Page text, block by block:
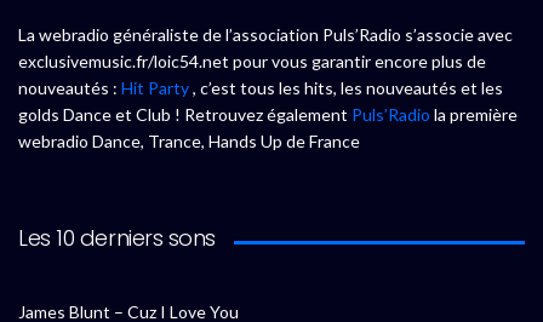
La webradio généraliste de l’association Puls’Radio s’associe avec
exclusivemusic.fr/loic54.net pour vous garantir encore plus de
nouveautés : Hit Party, c’est tous les hits, les nouveautés et les
golds Dance et Club ! Retrouvez également Puls’Radio la première
webradio Dance, Trance, Hands Up de France
Les 10 derniers sons
James Blunt – Cuz I Love You